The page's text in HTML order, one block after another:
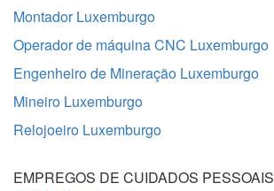
Montador Luxemburgo
Operador de máquina CNC Luxemburgo
Engenheiro de Mineração Luxemburgo
Mineiro Luxemburgo
Relojoeiro Luxemburgo
EMPREGOS DE CUIDADOS PESSOAIS